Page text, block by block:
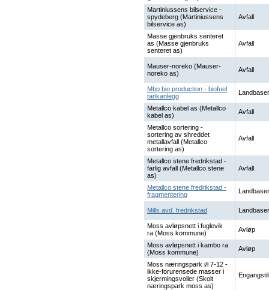
Martiniussens bilservice -
spydeberg (Martiniussens
bilservice as)
Avfall
Masse gjenbruks senteret
as (Masse gjenbruks
senteret as)
Avfall
Mauser-noreko (Mauser-
noreko as)
Avfall
Mbp bio production - biofuel
tankanlegg
Metallco kabel as (Metallco
kabel as)
Avfall
Metallco sortering -
sortering av shreddet
metallavfall (Metallco
sortering as)
Avfall
Metallco stene fredrikstad -
farlig avfall (Metallco stene
as)
Avfall
Metallco stene fredrikstad -
fragmentering
Mills avd. fredrikstad
Moss avløpsnett i fuglevik
ra (Moss kommune)
Avløp
Moss avløpsnett i kambo ra
(Moss kommune)
Avløp
Moss næringspark i/l 7-12 -
ikke-forurensede masser i
skjermingsvoller (Skolt
næringspark moss as)